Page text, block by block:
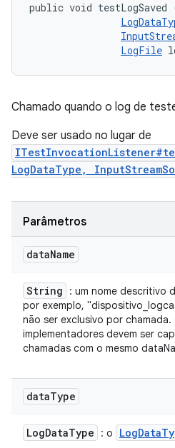
public void testLogSaved
LogFile
Chamado quando o log de
Deve ser usado no lugar de
LogDataType,
Parâmetros
dataName
String : um nome descritivo
por exemplo,
não ser exclusivo por chamada.
implementadores devem ser
chamadas com o mesmo
dataType
LogDataType : o LogData